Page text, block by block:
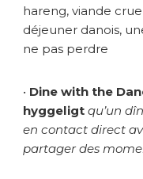
hareng, viande
déjeuner danois,
ne pas perdre
• Dine with the
hyggeligt qu’un
en contact direct
partager des